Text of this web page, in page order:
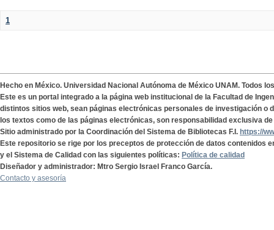
1
Hecho en México. Universidad Nacional Autónoma de México UNAM. Todos
Este es un portal integrado a la página web institucional de la Facultad de
distintos sitios web, sean páginas electrónicas personales de investigación o
los textos como de las páginas electrónicas, son responsabilidad exclusiva
Sitio administrado por la Coordinación del Sistema de Bibliotecas F.I. https://
Este repositorio se rige por los preceptos de protección de datos contenidos
y el Sistema de Calidad con las siguientes políticas: Política de calidad
Diseñador y administrador: Mtro Sergio Israel Franco García.
Contacto y asesoría